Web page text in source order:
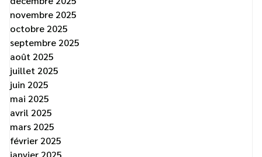
novembre 2025
octobre 2025
septembre 2025
août 2025
juillet 2025
juin 2025
mai 2025
avril 2025
mars 2025
février 2025
janvier 2025